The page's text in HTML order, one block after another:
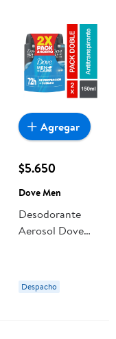
$5.650
Dove Men
Desodorante
Aerosol Dove
Total Hombre
Despacho
Agregar